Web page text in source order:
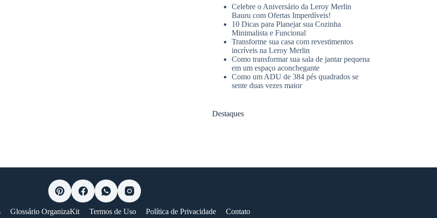
Celebre o Aniversário da Leroy Merlin
Bauru com Ofertas Imperdíveis!
10 Dicas para Planejar sua Cozinha
Minimalista e Funcional
Transforme sua casa com revestimentos
incríveis na Leroy Merlin
Como transformar sua sala de jantar pequena
em um espaço aconchegante
Como um ADU de 384 pés quadrados se
sente duas vezes maior
Destaques
Glossário OrganizaKit Termos de Uso Política de Privacidade Contato